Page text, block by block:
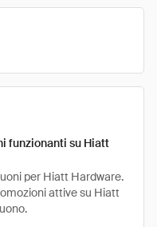
funzionanti su Hiatt
per Hiatt Hardware.
attive su Hiatt